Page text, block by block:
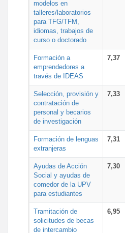
modelos en
talleres/laboratorios
para TFG/TFM,
idiomas, trabajos de
curso o doctorado
Formación a
emprendedores a
través de IDEAS
7,37
Selección, provisión y
contratación de
personal y becarios
de investigación
7,33
Formación de lenguas
extranjeras
7,31
Ayudas de Acción
Social y ayudas de
comedor de la UPV
para estudiantes
7,30
Tramitación de
solicitudes de becas
de intercambio
6,95